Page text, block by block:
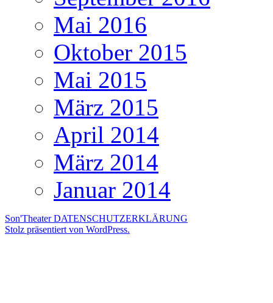
Mai 2016
Oktober 2015
Mai 2015
März 2015
April 2014
März 2014
Januar 2014
Son'TheaterDATENSCHUTZERKLÄRUNG
Stolz präsentiert von WordPress.